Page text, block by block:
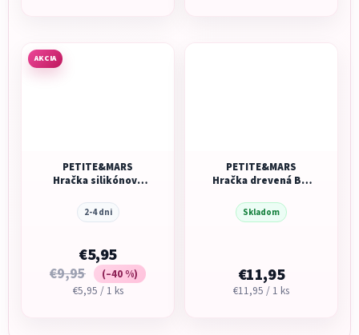
AKCIA
PETITE&MARS
Hračka silikónová
2-4 dni
€5,95
€9,95
(–40 %)
Jednotková
€5,95 / 1 ks
PETITE&MARS
Hračka drevená Big
12m+ Aurora Pink
Skladom
€11,95
Jednotková
€11,95 / 1 ks